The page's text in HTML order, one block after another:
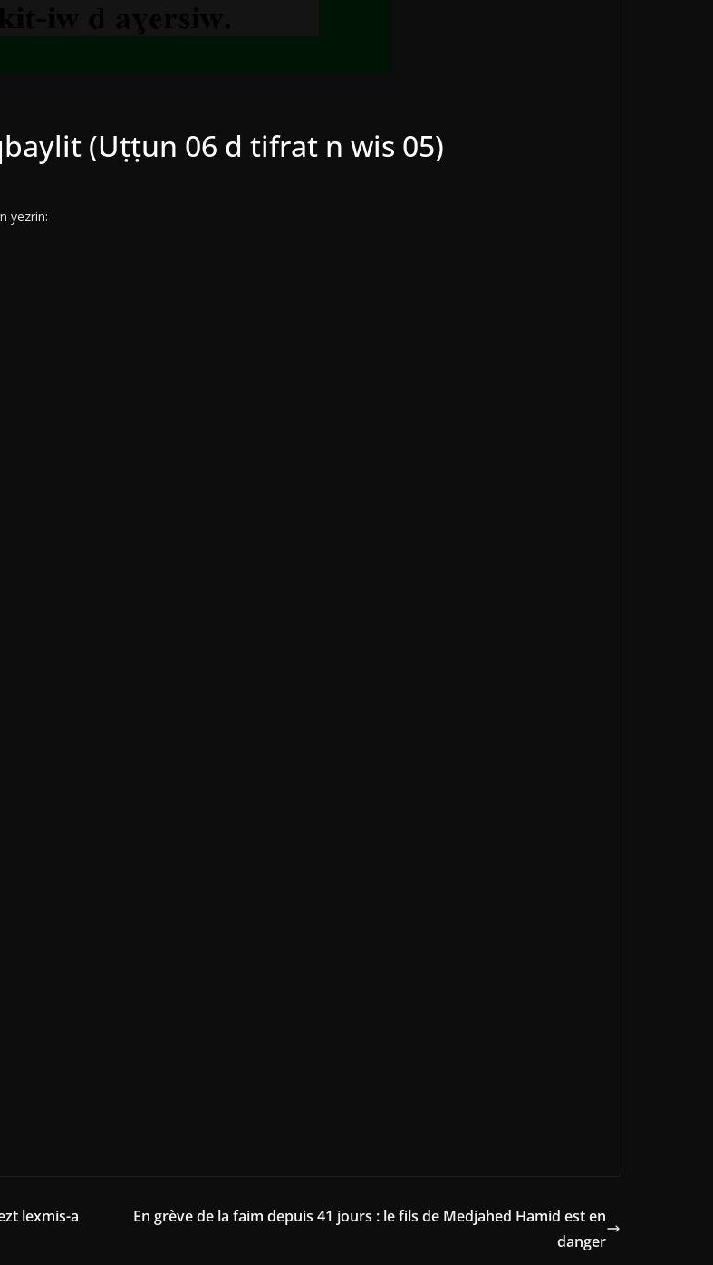
(Uṭṭun 06 d tifrat n wis 05)
yezrin:
lexmis-a
En grève de la faim depuis 41 jours : le fils de Medjahed Hamid est en
danger